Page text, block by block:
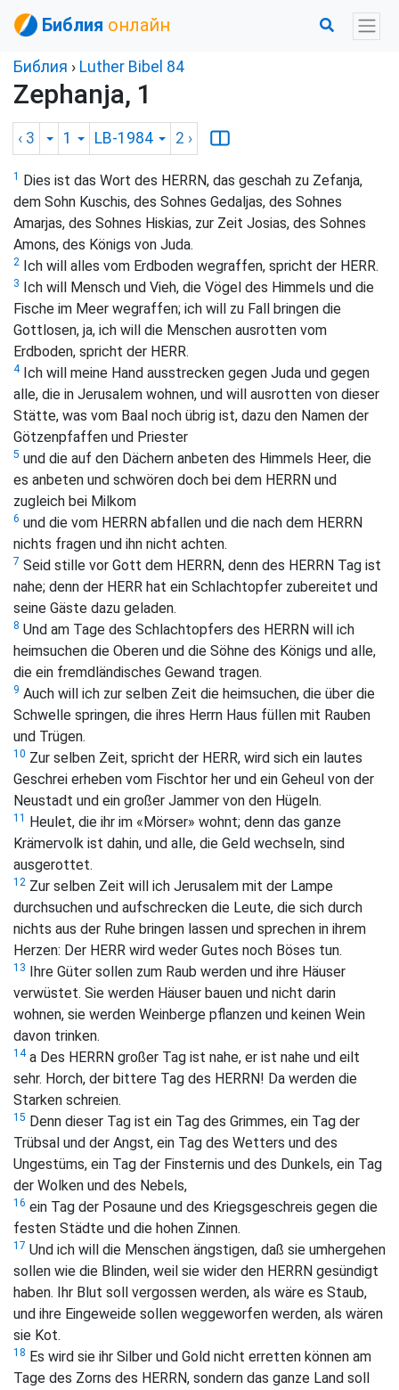
Библия онлайн
Библия › Luther Bibel 84
Zephanja, 1
‹ 3 1 LB-1984 2 ›
1
Dies ist das Wort des HERRN, das geschah zu Zefanja,
dem Sohn Kuschis, des Sohnes Gedaljas, des Sohnes
Amarjas, des Sohnes Hiskias, zur Zeit Josias, des Sohnes
Amons, des Königs von Juda.
2 Ich will alles vom Erdboden wegraffen, spricht der HERR.
3
Ich will Mensch und Vieh, die Vögel des Himmels und die
Fische im Meer wegraffen; ich will zu Fall bringen die
Gottlosen, ja, ich will die Menschen ausrotten vom
Erdboden, spricht der HERR.
4Ich will meine Hand ausstrecken gegen Juda und gegen
alle, die in Jerusalem wohnen, und will ausrotten von dieser
Stätte, was vom Baal noch übrig ist, dazu den Namen der
Götzenpfaffen und Priester
5 und die auf den Dächern anbeten des Himmels Heer, die
es anbeten und schwören doch bei dem HERRN und
zugleich bei Milkom
6 und die vom HERRN abfallen und die nach dem HERRN
nichts fragen und ihn nicht achten.
7 Seid stille vor Gott dem HERRN, denn des HERRN Tag ist
nahe; denn der HERR hat ein Schlachtopfer zubereitet und
seine Gäste dazu geladen.
8 Und am Tage des Schlachtopfers des HERRN will ich
heimsuchen die Oberen und die Söhne des Königs und alle,
die ein fremdländisches Gewand tragen.
9 Auch will ich zur selben Zeit die heimsuchen, die über die
Schwelle springen, die ihres Herrn Haus füllen mit Rauben
und Trügen.
10 Zur selben Zeit, spricht der HERR, wird sich ein lautes
Geschrei erheben vom Fischtor her und ein Geheul von der
Neustadt und ein großer Jammer von den Hügeln.
11
Heulet, die ihr im «Mörser» wohnt; denn das ganze
Krämervolk ist dahin, und alle, die Geld wechseln, sind
ausgerottet.
12 Zur selben Zeit will ich Jerusalem mit der Lampe
durchsuchen und aufschrecken die Leute, die sich durch
nichts aus der Ruhe bringen lassen und sprechen in ihrem
Herzen: Der HERR wird weder Gutes noch Böses tun.
13
Ihre Güter sollen zum Raub werden und ihre Häuser
verwüstet. Sie werden Häuser bauen und nicht darin
wohnen, sie werden Weinberge pflanzen und keinen Wein
davon trinken.
14a Des HERRN großer Tag ist nahe, er ist nahe und eilt
sehr. Horch, der bittere Tag des HERRN! Da werden die
Starken schreien.
15 Denn dieser Tag ist ein Tag des Grimmes, ein Tag der
Trübsal und der Angst, ein Tag des Wetters und des
Ungestüms, ein Tag der Finsternis und des Dunkels, ein Tag
der Wolken und des Nebels,
16 ein Tag der Posaune und des Kriegsgeschreis gegen die
festen Städte und die hohen Zinnen.
17 Und ich will die Menschen ängstigen, daß sie umhergehen
sollen wie die Blinden, weil sie wider den HERRN gesündigt
haben. Ihr Blut soll vergossen werden, als wäre es Staub,
und ihre Eingeweide sollen weggeworfen werden, als wären
sie Kot.
18 Es wird sie ihr Silber und Gold nicht erretten können am
Tage des Zorns des HERRN, sondern das ganze Land soll